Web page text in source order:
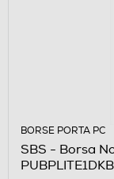
BORSE PORTA PC
SBS - Borsa